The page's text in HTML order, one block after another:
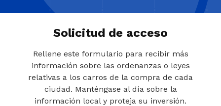
Solicitud de acceso
Rellene este formulario para recibir más
información sobre las ordenanzas o leyes
relativas a los carros de la compra de cada
ciudad. Manténgase al día sobre la
información local y proteja su inversión.